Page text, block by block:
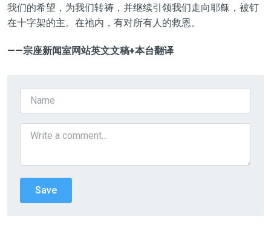
我们的希望，为我们转祷，并继续引领我们走向耶稣，被钉
在十字架的主。在祂内，有对所有人的救恩。
——宗座新闻室网站英文文稿+本台翻译